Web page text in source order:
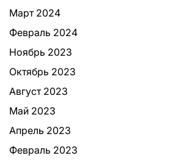
Март 2024
Февраль 2024
Ноябрь 2023
Октябрь 2023
Август 2023
Май 2023
Апрель 2023
Февраль 2023